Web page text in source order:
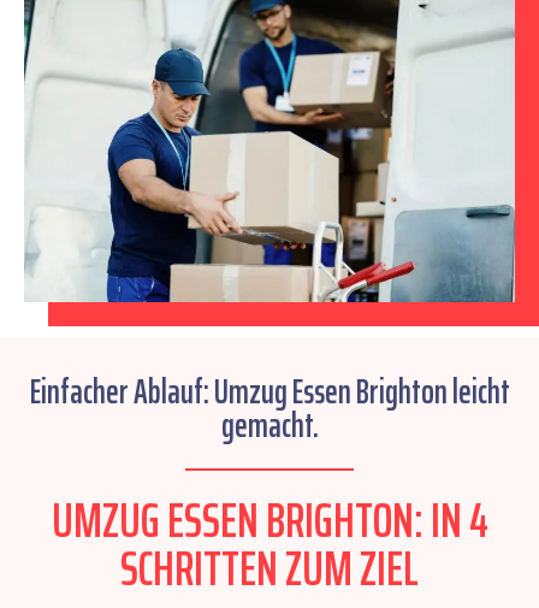
Einfacher Ablauf: Umzug Essen Brighton leicht
gemacht.
UMZUG ESSEN BRIGHTON: IN 4
SCHRITTEN ZUM ZIEL